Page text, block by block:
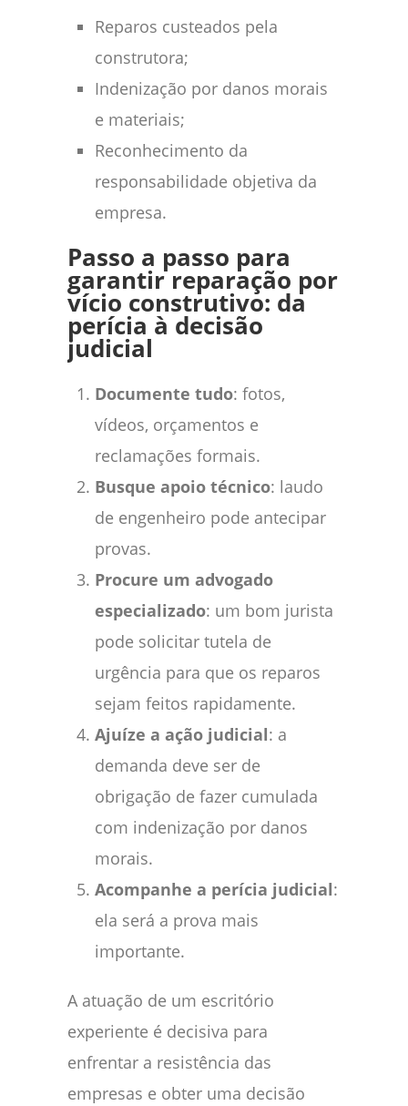
Reparos custeados pela
construtora;
Indenização por danos morais
e materiais;
Reconhecimento da
responsabilidade objetiva da
empresa.
Passo a passo para
garantir reparação por
vício construtivo: da
perícia à decisão
judicial
Documente tudo: fotos,
vídeos, orçamentos e
reclamações formais.
Busque apoio técnico: laudo
de engenheiro pode antecipar
provas.
Procure um advogado
especializado: um bom jurista
pode solicitar tutela de
urgência para que os reparos
sejam feitos rapidamente.
Ajuíze a ação judicial: a
demanda deve ser de
obrigação de fazer cumulada
com indenização por danos
morais.
Acompanhe a perícia judicial:
ela será a prova mais
importante.
A atuação de um escritório
experiente é decisiva para
enfrentar a resistência das
empresas e obter uma decisão